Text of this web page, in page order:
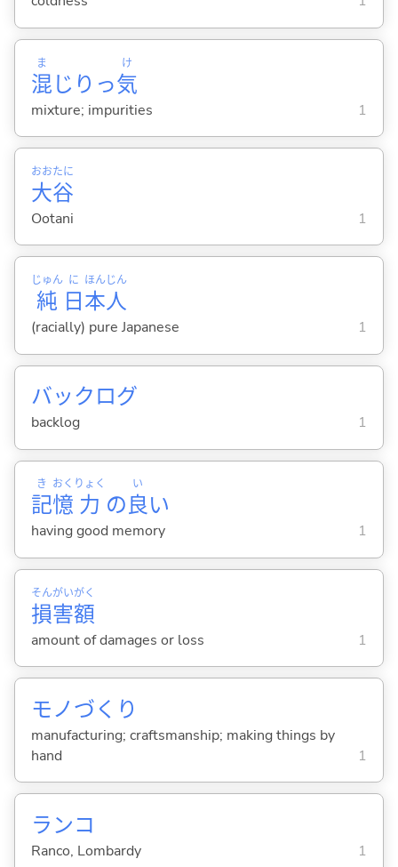
混
ま
じりっ気
け
mixture; impurities 1
大
おお
谷
たに
Ootani 1
純
じゅん
日
に
本
ほん
人
じん
(racially) pure Japanese 1
バックログ
backlog 1
記
き
憶
おく
力
りょく
の良
い
い
having good memory 1
損
そん
害
がい
額
がく
amount of damages or loss 1
モノづくり
manufacturing; craftsmanship; making things by
hand
1
ランコ
Ranco, Lombardy 1